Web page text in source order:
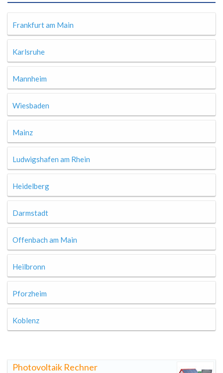
Frankfurt am Main
Karlsruhe
Mannheim
Wiesbaden
Mainz
Ludwigshafen am Rhein
Heidelberg
Darmstadt
Offenbach am Main
Heilbronn
Pforzheim
Koblenz
Photovoltaik Rechner